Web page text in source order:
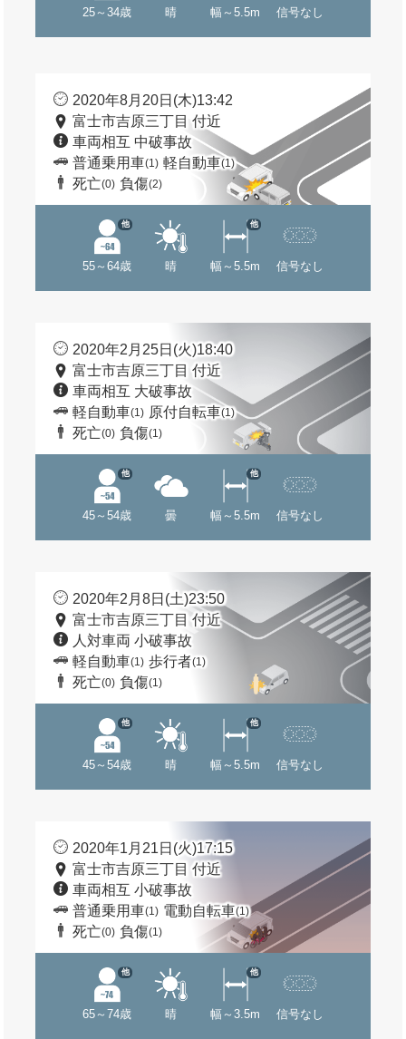
25～34歳 晴 幅～5.5m 信号なし
2020年8月20日(木)13:42
富士市吉原三丁目 付近
車両相互 中破事故
普通乗用車(1) 軽自動車(1)
死亡(0) 負傷(2)
55～64歳
他
晴 幅～5.5m
他
信号なし
2020年2月25日(火)18:40
富士市吉原三丁目 付近
車両相互 大破事故
軽自動車(1) 原付自転車(1)
死亡(0) 負傷(1)
45～54歳
他
曇 幅～5.5m
他
信号なし
2020年2月8日(土)23:50
富士市吉原三丁目 付近
人対車両 小破事故
軽自動車(1) 歩行者(1)
死亡(0) 負傷(1)
45～54歳
他
晴 幅～5.5m
他
信号なし
2020年1月21日(火)17:15
富士市吉原三丁目 付近
車両相互 小破事故
普通乗用車(1) 電動自転車(1)
死亡(0) 負傷(1)
65～74歳
他
晴 幅～3.5m
他
信号なし